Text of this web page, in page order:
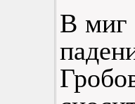
В миг